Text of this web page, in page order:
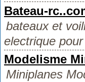
Bateau-
bateaux et
electrique
Modelisme
Miniplanes